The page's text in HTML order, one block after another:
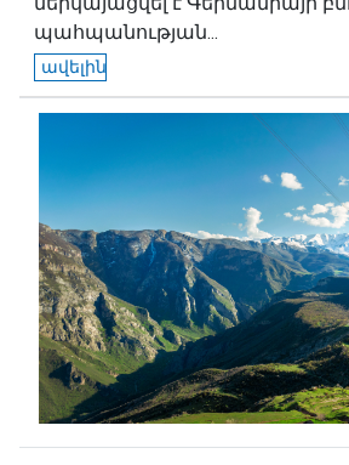
պահպանության...
ավելին